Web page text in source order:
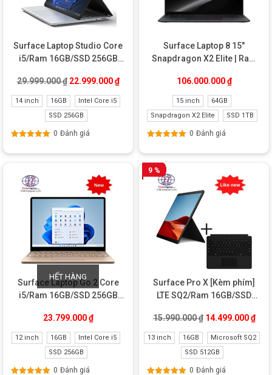
Surface Laptop Studio Core
i5/Ram 16GB/SSD 256GB
29.999.000₫ Giá gốc là: 29.999.000 ₫.
22.999.000₫Giá hiện tại là: 22.999.000 ₫.
14 inch 16GB
Intel Core i5
SSD 256GB
0 Đánh giá
Surface Laptop 8 15″
Snapdragon X2 Elite | Ram
106.000.000₫
15 inch
64GB
Snapdragon X2 Elite
SSD 1TB
0 Đánh giá
HẾT HÀNG
Surface Laptop Go 2 Core
i5/Ram 16GB/SSD 256GB
23.799.000₫
12 inch 16GB
Intel Core i5
SSD 256GB
0 Đánh giá
9 %
Surface Pro X [Kèm phím]
LTE SQ2/Ram 16GB/SSD
15.990.000₫ Giá gốc là:
14.499.000₫Giá
13 inch 16GB
Microsoft SQ2
SSD 512GB
0 Đánh giá